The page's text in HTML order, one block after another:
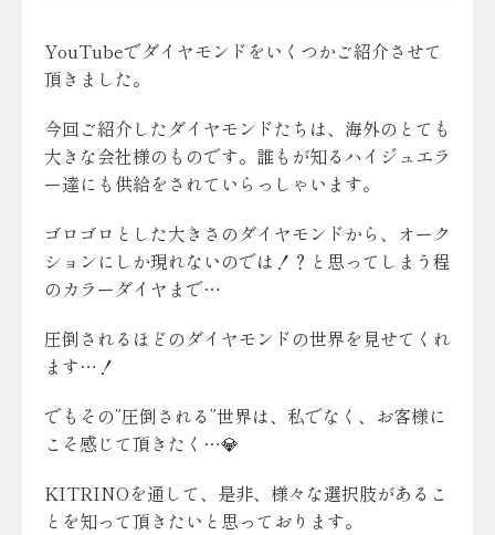
YouTubeでダイヤモンドをいくつかご紹介させて
頂きました。
今回ご紹介したダイヤモンドたちは、海外のとても
大きな会社様のものです。誰もが知るハイジュエラ
ー達にも供給をされていらっしゃいます。
ゴロゴロとした大きさのダイヤモンドから、オーク
ションにしか現れないのでは！？と思ってしまう程
のカラーダイヤまで…
圧倒されるほどのダイヤモンドの世界を見せてくれ
ます…！
でもその”圧倒される”世界は、私でなく、お客様に
こそ感じて頂きたく…💎
KITRINOを通して、是非、様々な選択肢があるこ
とを知って頂きたいと思っております。